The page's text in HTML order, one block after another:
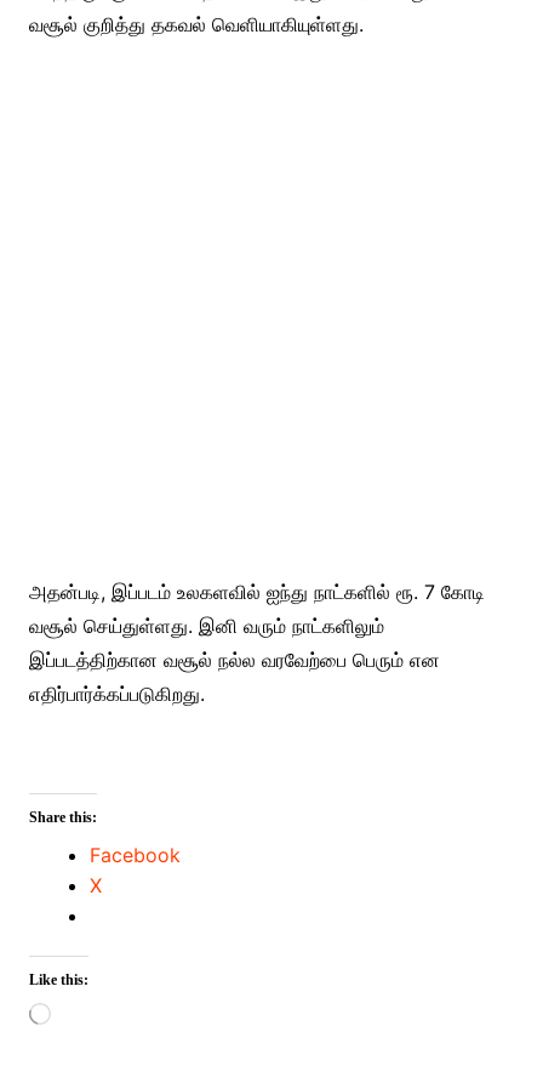
வசூல் குறித்து தகவல் வெளியாகியுள்ளது.
அதன்படி, இப்படம் உலகளவில் ஐந்து நாட்களில் ரூ. 7 கோடி
வசூல் செய்துள்ளது. இனி வரும் நாட்களிலும்
இப்படத்திற்கான வசூல் நல்ல வரவேற்பை பெரும் என
எதிர்பார்க்கப்படுகிறது.
Share this:
Facebook
X
Like this:
Loading…